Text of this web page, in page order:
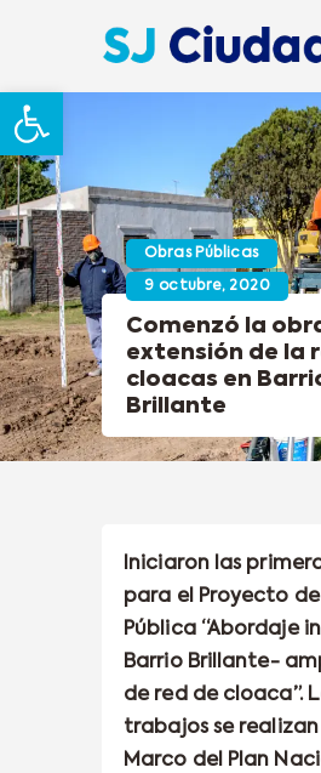
Abrir barra de
Obras Públicas
9 octubre, 2020
Comenzó la
extensión de la
cloacas en
Brillante
Iniciaron las
para el Proyecto
Pública “Abordaje
Barrio Brillante-
de red de cloaca”.
trabajos se realizan
Marco del Plan